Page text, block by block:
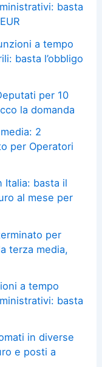
basta
a tempo
basta l’obbligo
per 10
la domanda
2
per Operatori
Italia: basta il
al mese per
per
terza media,
a tempo
basta
in diverse
e posti a